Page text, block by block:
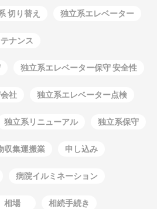
切り替え 独立系エレベーター
ナンス
独立系エレベーター保守 安全性
社 独立系エレベーター点検
独立系リニューアル 独立系保守
収集運搬業 申し込み
病院イルミネーション
相場 相続手続き